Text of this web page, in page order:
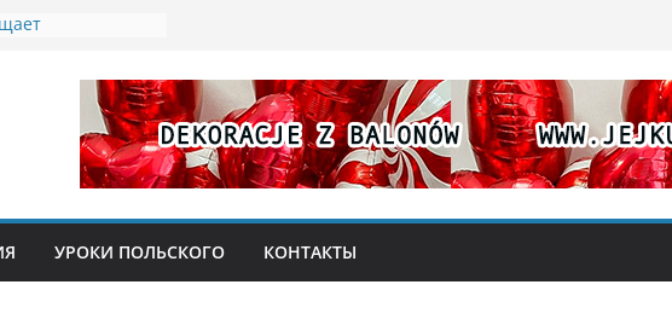
«эмеритуры»:
лет
мусора:
Karty
неделя в
УРОКИ ПОЛЬСКОГО КОНТАКТЫ